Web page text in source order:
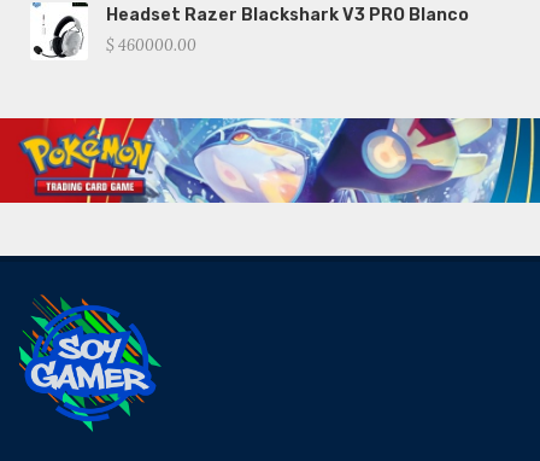
Headset Razer Blackshark V3 PRO Blanco
$ 460000.00